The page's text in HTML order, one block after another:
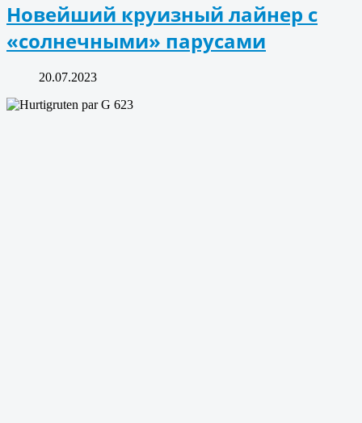
Новейший круизный лайнер с
«солнечными» парусами
20.07.2023